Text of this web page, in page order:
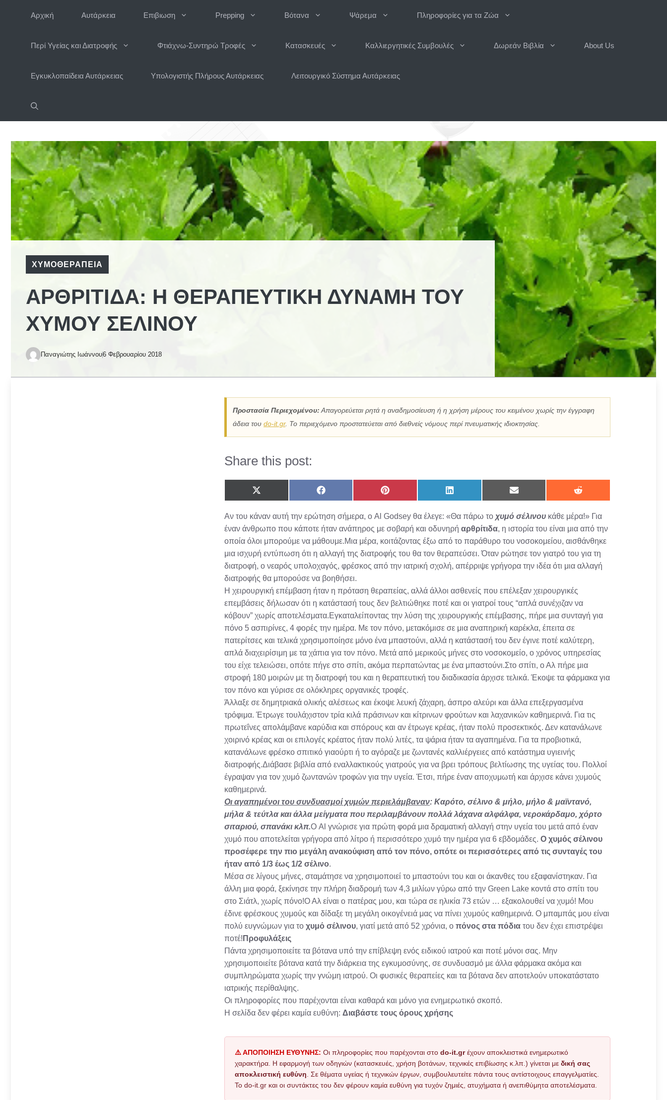
Αρχική Αυτάρκεια Επιβιωση Prepping Βότανα Ψάρεμα Πληροφορίες για τα Ζώα
Περί Υγείας και Διατροφής Φτιάχνω-Συντηρώ Τροφές Κατασκευές Καλλιεργητικές Συμβουλές Δωρεάν Βιβλία About Us
Εγκυκλοπαίδεια Αυτάρκειας Υπολογιστής Πλήρους Αυτάρκειας Λειτουργικό Σύστημα Αυτάρκειας
ΧΥΜΟΘΕΡΑΠΕΊΑ
ΑΡΘΡΊΤΙΔΑ: Η ΘΕΡΑΠΕΥΤΙΚΉ ΔΎΝΑΜΗ ΤΟΥ
ΧΥΜΟΎ ΣΈΛΙΝΟΥ
Παναγιώτης Ιωάννου6 Φεβρουαρίου 2018
Προστασία Περιεχομένου: Απαγορεύεται ρητά η αναδημοσίευση ή η χρήση μέρους του κειμένου χωρίς την έγγραφη
άδεια του do-it.gr. Το περιεχόμενο προστατεύεται από διεθνείς νόμους περί πνευματικής ιδιοκτησίας.
Share this post:
Share
on
(Twitter)
Share
on
Share
on
Share
on
Share
on
Share
on
Αν του κάναν αυτή την ερώτηση σήμερα, ο Al Godsey θα έλεγε: «Θα πάρω το χυμό σέλινου κάθε μέρα!» Για
έναν άνθρωπο που κάποτε ήταν ανάπηρος με σοβαρή και οδυνηρή αρθρίτιδα, η ιστορία του είναι μια από την
οποία όλοι μπορούμε να μάθουμε.Μια μέρα, κοιτάζοντας έξω από το παράθυρο του νοσοκομείου, αισθάνθηκε
μια ισχυρή εντύπωση ότι η αλλαγή της διατροφής του θα τον θεραπεύσει. Όταν ρώτησε τον γιατρό του για τη
διατροφή, ο νεαρός υπολοχαγός, φρέσκος από την ιατρική σχολή, απέρριψε γρήγορα την ιδέα ότι μια αλλαγή
διατροφής θα μπορούσε να βοηθήσει.
Η χειρουργική επέμβαση ήταν η πρόταση θεραπείας, αλλά άλλοι ασθενείς που επέλεξαν χειρουργικές
επεμβάσεις δήλωσαν ότι η κατάστασή τους δεν βελτιώθηκε ποτέ και οι γιατροί τους “απλά συνέχιζαν να
κόβουν” χωρίς αποτελέσματα.Εγκαταλείποντας την λύση της χειρουργικής επέμβασης, πήρε μια συνταγή για
πόνο 5 ασπιρίνες, 4 φορές την ημέρα. Με τον πόνο, μετακόμισε σε μια αναπηρική καρέκλα, έπειτα σε
πατερίτσες και τελικά χρησιμοποίησε μόνο ένα μπαστούνι, αλλά η κατάστασή του δεν έγινε ποτέ καλύτερη,
απλά διαχειρίσιμη με τα χάπια για τον πόνο. Μετά από μερικούς μήνες στο νοσοκομείο, ο χρόνος υπηρεσίας
του είχε τελειώσει, οπότε πήγε στο σπίτι, ακόμα περπατώντας με ένα μπαστούνι.Στο σπίτι, ο Αλ πήρε μια
στροφή 180 μοιρών με τη διατροφή του και η θεραπευτική του διαδικασία άρχισε τελικά. Έκοψε τα φάρμακα για
τον πόνο και γύρισε σε ολόκληρες οργανικές τροφές.
Άλλαξε σε δημητριακά ολικής αλέσεως και έκοψε λευκή ζάχαρη, άσπρο αλεύρι και άλλα επεξεργασμένα
τρόφιμα. Έτρωγε τουλάχιστον τρία κιλά πράσινων και κίτρινων φρούτων και λαχανικών καθημερινά. Για τις
πρωτεΐνες απολάμβανε καρύδια και σπόρους και αν έτρωγε κρέας, ήταν πολύ προσεκτικός. Δεν κατανάλωνε
χοιρινό κρέας και οι επιλογές κρέατος ήταν πολύ λιτές, τα ψάρια ήταν τα αγαπημένα. Για τα προβιοτικά,
κατανάλωνε φρέσκο σπιτικό γιαούρτι ή το αγόραζε με ζωντανές καλλιέργειες από κατάστημα υγιεινής
διατροφής.Διάβασε βιβλία από εναλλακτικούς γιατρούς για να βρει τρόπους βελτίωσης της υγείας του. Πολλοί
έγραψαν για τον χυμό ζωντανών τροφών για την υγεία. Έτσι, πήρε έναν αποχυμωτή και άρχισε κάνει χυμούς
καθημερινά.
Οι αγαπημένοι του συνδυασμοί χυμών περιελάμβαναν: Καρότο, σέλινο & μήλο, μήλο & μαϊντανό,
μήλα & τεύτλα και άλλα μείγματα που περιλαμβάνουν πολλά λάχανα αλφάλφα, νεροκάρδαμο, χόρτο
σιταριού, σπανάκι κλπ.Ο Al γνώρισε για πρώτη φορά μια δραματική αλλαγή στην υγεία του μετά από έναν
χυμό που αποτελείται γρήγορα από λίτρο ή περισσότερο χυμό την ημέρα για 6 εβδομάδες. Ο χυμός σέλινου
προσέφερε την πιο μεγάλη ανακούφιση από τον πόνο, οπότε οι περισσότερες από τις συνταγές του
ήταν από 1/3 έως 1/2 σέλινο.
Μέσα σε λίγους μήνες, σταμάτησε να χρησιμοποιεί το μπαστούνι του και οι άκανθες του εξαφανίστηκαν. Για
άλλη μια φορά, ξεκίνησε την πλήρη διαδρομή των 4,3 μιλίων γύρω από την Green Lake κοντά στο σπίτι του
στο Σιάτλ, χωρίς πόνο!Ο Αλ είναι ο πατέρας μου, και τώρα σε ηλικία 73 ετών … εξακολουθεί να χυμό! Μου
έδινε φρέσκους χυμούς και δίδαξε τη μεγάλη οικογένειά μας να πίνει χυμούς καθημερινά. Ο μπαμπάς μου είναι
πολύ ευγνώμων για το χυμό σέλινου, γιατί μετά από 52 χρόνια, ο πόνος στα πόδια του δεν έχει επιστρέψει
ποτέ! Προφυλάξεις
Πάντα χρησιμοποιείτε τα βότανα υπό την επίβλεψη ενός ειδικού ιατρού και ποτέ μόνοι σας. Μην
χρησιμοποιείτε βότανα κατά την διάρκεια της εγκυμοσύνης, σε συνδυασμό με άλλα φάρμακα ακόμα και
συμπληρώματα χωρίς την γνώμη ιατρού. Οι φυσικές θεραπείες και τα βότανα δεν αποτελούν υποκατάστατο
ιατρικής περίθαλψης.
Οι πληροφορίες που παρέχονται είναι καθαρά και μόνο για ενημερωτικό σκοπό.
Η σελίδα δεν φέρει καμία ευθύνη: Διαβάστε τους όρους χρήσης
⚠️ ΑΠΟΠΟΙΗΣΗ ΕΥΘΥΝΗΣ: Οι πληροφορίες που παρέχονται στο do-it.grέχουν αποκλειστικά ενημερωτικό
χαρακτήρα. Η εφαρμογή των οδηγιών (κατασκευές, χρήση βοτάνων, τεχνικές επιβίωσης κ.λπ.) γίνεται με δική σας
αποκλειστική ευθύνη . Σε θέματα υγείας ή τεχνικών έργων, συμβουλευτείτε πάντα τους αντίστοιχους επαγγελματίες.
Το do-it.gr και οι συντάκτες του δεν φέρουν καμία ευθύνη για τυχόν ζημιές, ατυχήματα ή ανεπιθύμητα αποτελέσματα.